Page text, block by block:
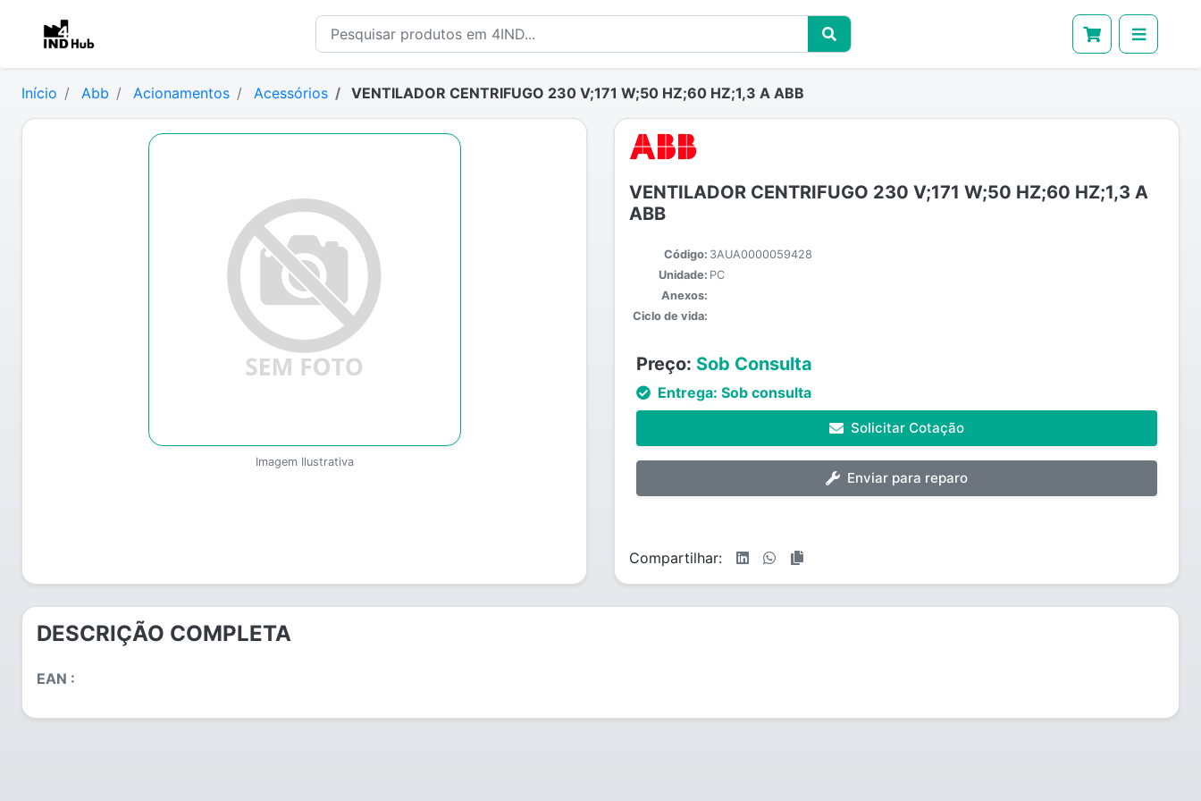
Início Abb Acionamentos Acessórios VENTILADOR CENTRIFUGO 230 V;171 W;50 HZ;60 HZ;1,3 A ABB
Imagem Ilustrativa
VENTILADOR CENTRIFUGO 230 V;171 W;50 HZ;60 HZ;1,3 A
ABB
Código: 3AUA0000059428
Unidade: PC
Anexos:
Ciclo de vida:
Preço: Sob Consulta
Entrega: Sob consulta
Solicitar Cotação
Enviar para reparo
Compartilhar:
DESCRIÇÃO COMPLETA
EAN :